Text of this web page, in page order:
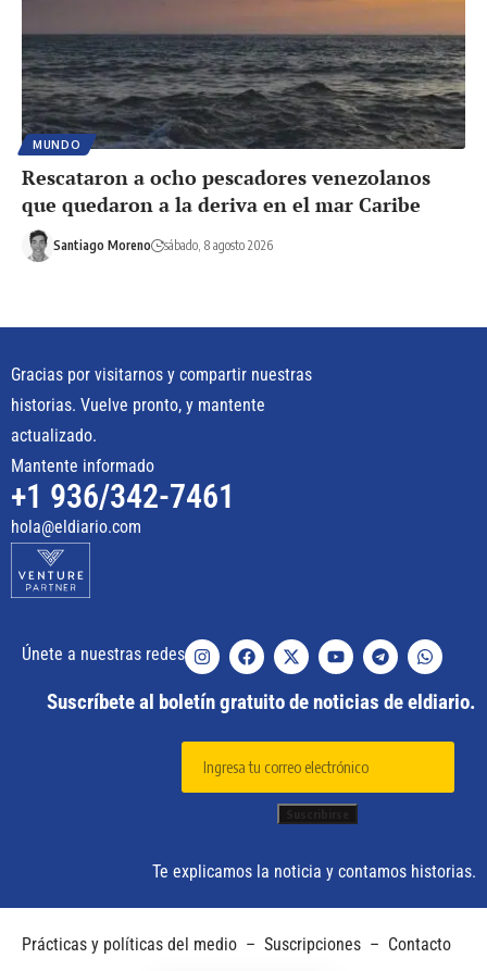
MUNDO
Rescataron a ocho pescadores venezolanos
que quedaron a la deriva en el mar Caribe
Santiago Moreno sábado, 8 agosto 2026
Gracias por visitarnos y compartir nuestras
historias. Vuelve pronto, y mantente
actualizado.
Mantente informado
+1 936/342-7461
hola@eldiario.com
Únete a nuestras redes
Suscríbete al boletín gratuito de noticias de eldiario.
Te explicamos la noticia y contamos historias.
Prácticas y políticas del medio – Suscripciones – Contacto